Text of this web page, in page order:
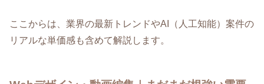
ここからは、業界の最新トレンドやAI（人工知能）案件の
リアルな単価感も含めて解説します。